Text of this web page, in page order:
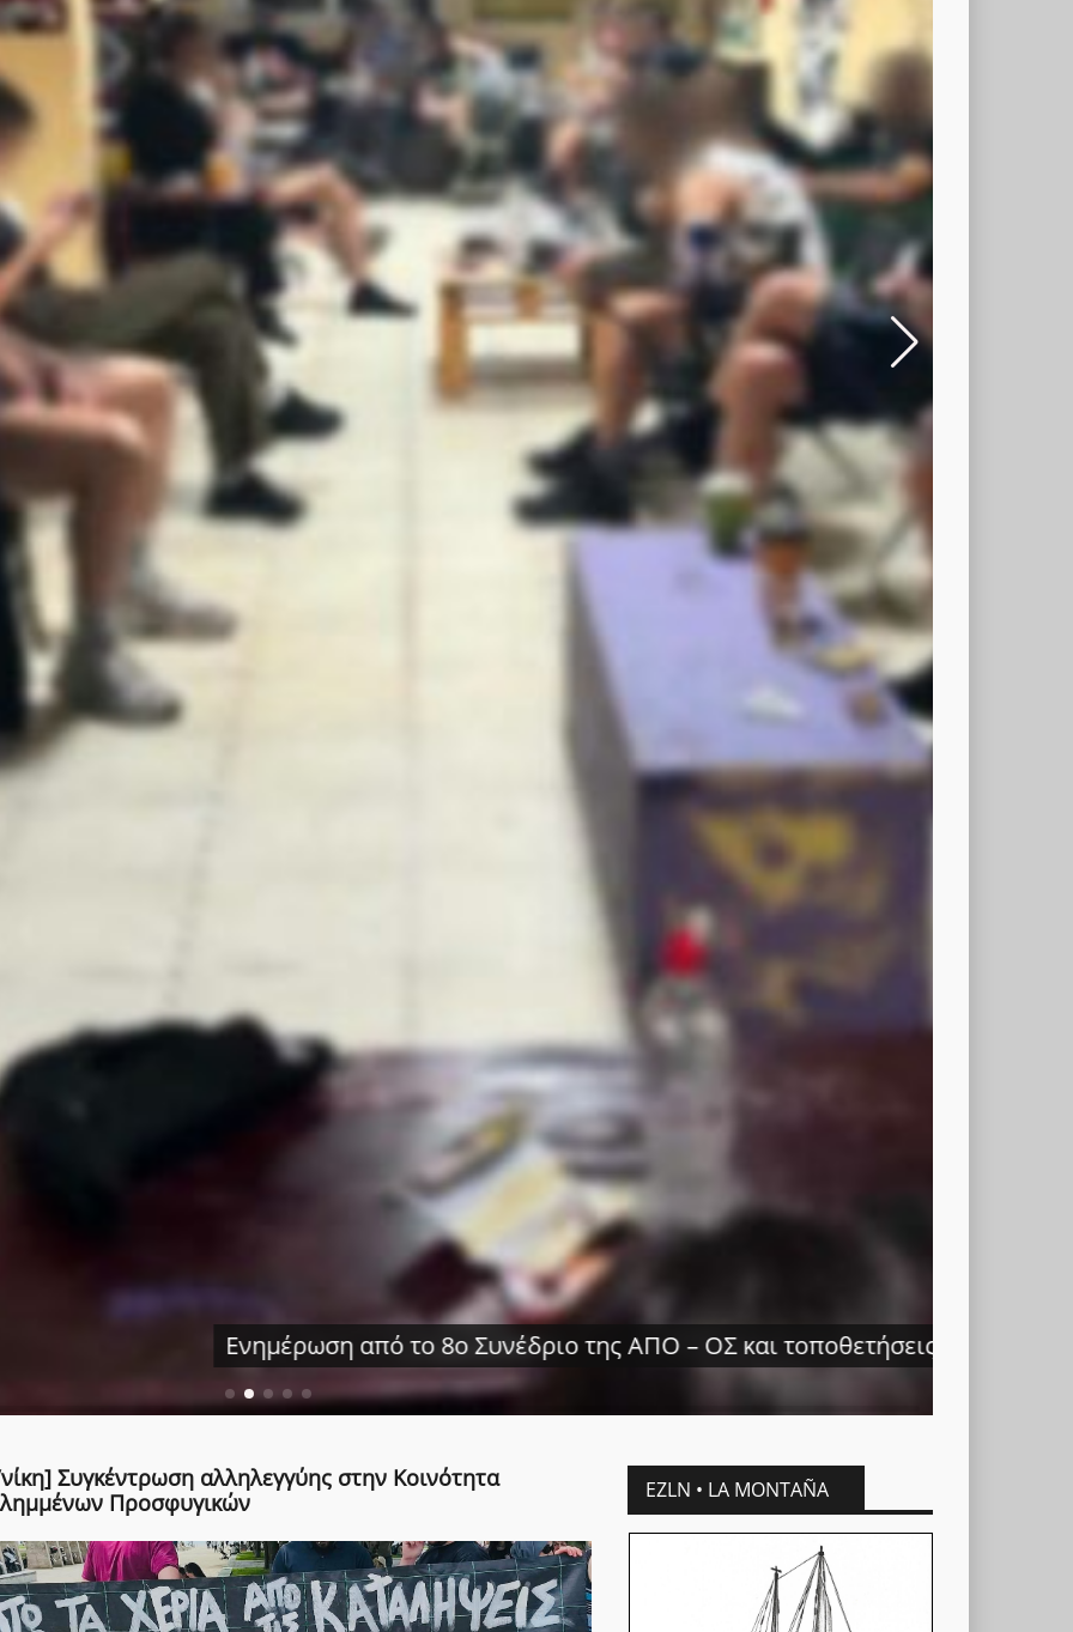
από το 8ο Συνέδριο της ΑΠΟ – ΟΣ και τοποθετήσεις των ομάδων – μελών της
Συγκέντρωση αλληλεγγύης στην Κοινότητα
Προσφυγικών
EZLN • LA MONTAÑA